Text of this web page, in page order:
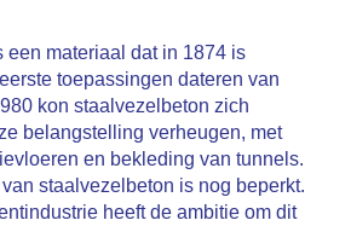
een materiaal dat in 1874 is
toepassingen dateren van
kon staalvezelbeton zich
belangstelling verheugen, met
en bekleding van tunnels.
staalvezelbeton is nog beperkt.
heeft de ambitie om dit